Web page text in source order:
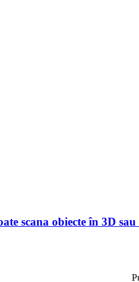
scana obiecte în 3D